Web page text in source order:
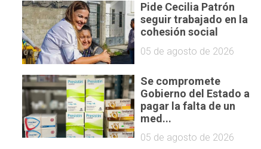
Pide Cecilia Patrón
seguir trabajado en la
cohesión social
05 de agosto de 2026
Se compromete
Gobierno del Estado a
pagar la falta de un
med...
05 de agosto de 2026